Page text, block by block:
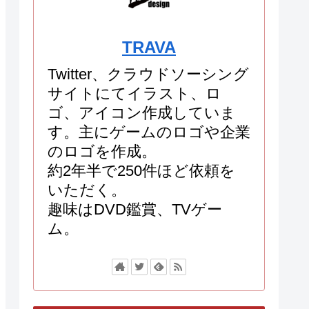
TRAVA
Twitter、クラウドソーシング
サイトにてイラスト、ロ
ゴ、アイコン作成していま
す。主にゲームのロゴや企業
のロゴを作成。
約2年半で250件ほど依頼を
いただく。
趣味はDVD鑑賞、TVゲー
ム。